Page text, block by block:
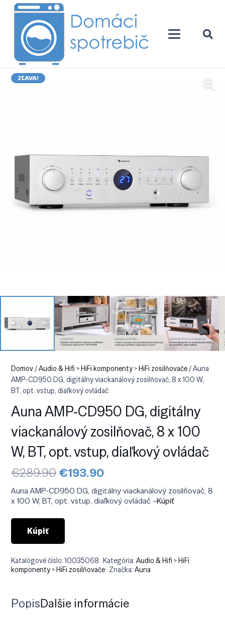
ZĽAVA!
Domov/Audio & Hifi > HiFi komponenty > HiFi zosilňovače/ Auna
AMP-CD950 DG, digitálny viackanálový zosilňovač, 8 x 100 W,
BT, opt. vstup, diaľkový ovládač
Auna AMP-CD950 DG, digitálny
viackanálový zosilňovač, 8 x 100
W, BT, opt. vstup, diaľkový ovládač
€289.90Pôvodná
cena
bola:
€289.90.
€193.90Aktuálna
je:
€193.90.
Auna AMP-CD950 DG, digitálny viackanálový zosilňovač, 8
x 100 W, BT, opt. vstup, diaľkový ovládač –Kúpiť
Kúpiť
Katalógové číslo:10035068 Kategória:Audio & Hifi > HiFi
komponenty > HiFi zosilňovače Značka:Auna
PopisĎalšie informácie